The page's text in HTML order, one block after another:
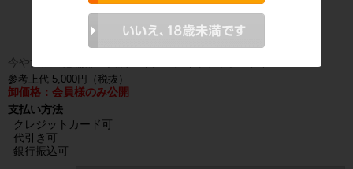
今や女性の必需品！美胸メイクのナイトブラ。Sサイズ
参考上代 5,000円（税抜）
卸価格：会員様のみ公開
支払い方法
クレジットカード可
代引き可
銀行振込可